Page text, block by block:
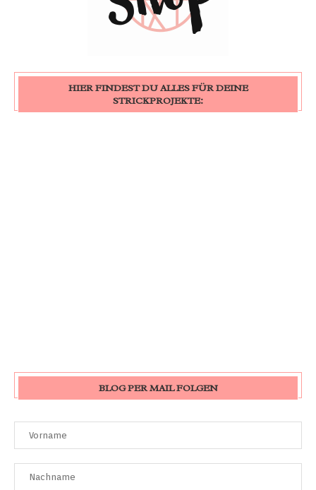
HIER FINDEST DU ALLES FÜR DEINE
STRICKPROJEKTE:
BLOG PER MAIL FOLGEN